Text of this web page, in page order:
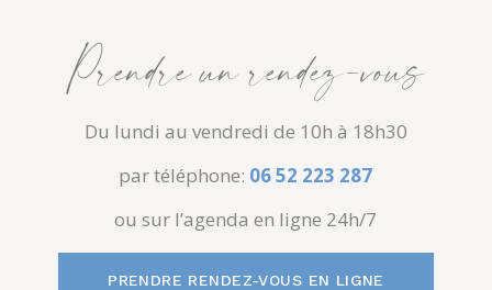
Prendre un rendez-vous
Du lundi au vendredi de 10h à 18h30
par téléphone: 06 52 223 287
ou sur l’agenda en ligne 24h/7
PRENDRE RENDEZ-VOUS EN LIGNE